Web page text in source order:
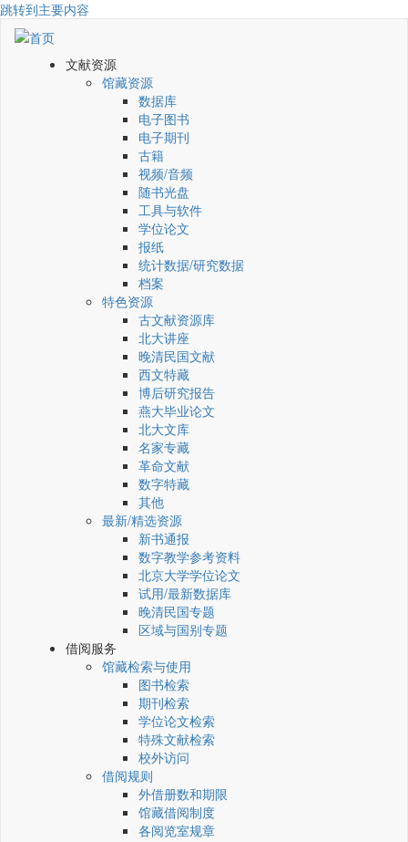
跳转到主要内容
文献资源
馆藏资源
数据库
电子图书
电子期刊
古籍
视频/音频
随书光盘
工具与软件
学位论文
报纸
统计数据/研究数据
档案
特色资源
古文献资源库
北大讲座
晚清民国文献
西文特藏
博后研究报告
燕大毕业论文
北大文库
名家专藏
革命文献
数字特藏
其他
最新/精选资源
新书通报
数字教学参考资料
北京大学学位论文
试用/最新数据库
晚清民国专题
区域与国别专题
借阅服务
馆藏检索与使用
图书检索
期刊检索
学位论文检索
特殊文献检索
校外访问
借阅规则
外借册数和期限
馆藏借阅制度
各阅览室规章